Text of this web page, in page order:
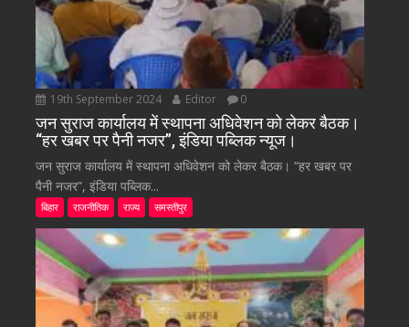
19th September 2024 Editor 0
जन सुराज कार्यालय में स्थापना अधिवेशन को लेकर बैठक।
“हर खबर पर पैनी नजर”, इंडिया पब्लिक न्यूज।
जन सुराज कार्यालय में स्थापना अधिवेशन को लेकर बैठक। “हर खबर पर
पैनी नजर”, इंडिया पब्लिक...
बिहार राजनीतिक राज्य समस्तीपुर